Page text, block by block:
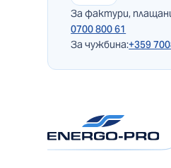
За фактури,
0700 800 61
За чужбина:+359